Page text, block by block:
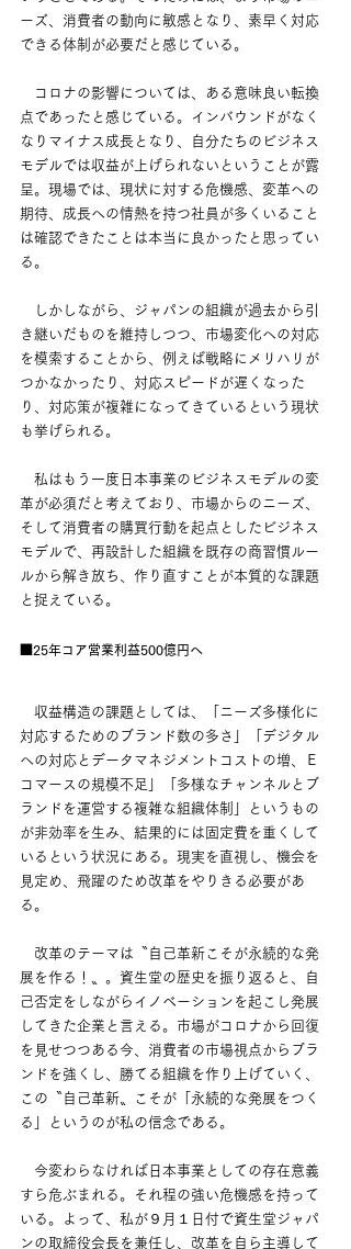
ーズ、消費者の動向に敏感となり、素早く対応
できる体制が必要だと感じている。
コロナの影響については、ある意味良い転換
点であったと感じている。インバウンドがなく
なりマイナス成長となり、自分たちのビジネス
モデルでは収益が上げられないということが露
呈。現場では、現状に対する危機感、変革への
期待、成長への情熱を持つ社員が多くいること
は確認できたことは本当に良かったと思ってい
る。
しかしながら、ジャパンの組織が過去から引
き継いだものを維持しつつ、市場変化への対応
を模索することから、例えば戦略にメリハリが
つかなかったり、対応スピードが遅くなった
り、対応策が複雑になってきているという現状
も挙げられる。
私はもう一度日本事業のビジネスモデルの変
革が必須だと考えており、市場からのニーズ、
そして消費者の購買行動を起点としたビジネス
モデルで、再設計した組織を既存の商習慣ルー
ルから解き放ち、作り直すことが本質的な課題
と捉えている。
■25年コア営業利益500億円へ
収益構造の課題としては、「ニーズ多様化に
対応するためのブランド数の多さ」「デジタル
への対応とデータマネジメントコストの増、Ｅ
コマースの規模不足」「多様なチャンネルとブ
ランドを運営する複雑な組織体制」というもの
が非効率を生み、結果的には固定費を重くして
いるという状況にある。現実を直視し、機会を
見定め、飛躍のため改革をやりきる必要があ
る。
改革のテーマは〝自己革新こそが永続的な発
展を作る！〟。資生堂の歴史を振り返ると、自
己否定をしながらイノベーションを起こし発展
してきた企業と言える。市場がコロナから回復
を見せつつある今、消費者の市場視点からブラ
ンドを強くし、勝てる組織を作り上げていく、
この〝自己革新〟こそが「永続的な発展をつく
る」というのが私の信念である。
今変わらなければ日本事業としての存在意義
すら危ぶまれる。それ程の強い危機感を持って
いる。よって、私が９月１日付で資生堂ジャパ
ンの取締役会長を兼任し、改革を自ら主導して